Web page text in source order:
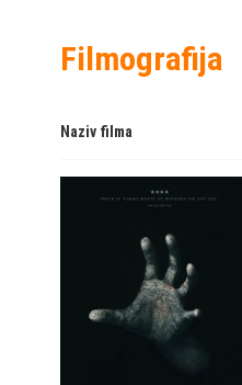
Filmografija
Naziv filma